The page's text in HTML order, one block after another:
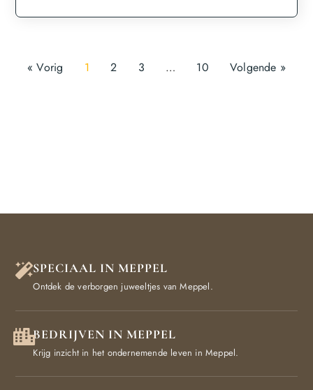
« Vorig 1 2 3 … 10 Volgende »
SPECIAAL IN MEPPEL
Ontdek de verborgen juweeltjes van Meppel.
BEDRIJVEN IN MEPPEL
Krijg inzicht in het ondernemende leven in Meppel.